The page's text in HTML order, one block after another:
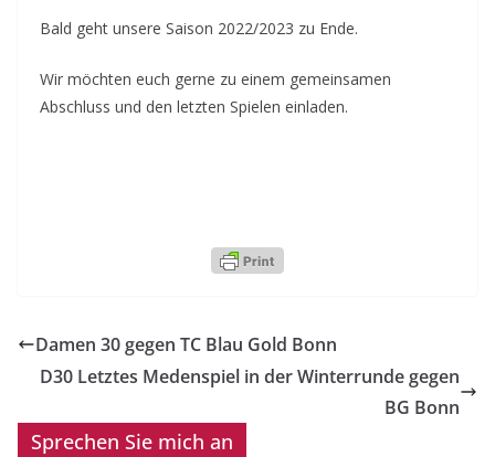
Bald geht unsere Saison 2022/2023 zu Ende.
Wir möchten euch gerne zu einem gemeinsamen
Abschluss und den letzten Spielen einladen.
Damen 30 gegen TC Blau Gold Bonn
D30 Letztes Medenspiel in der Winterrunde gegen
BG Bonn
Sprechen Sie mich an